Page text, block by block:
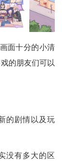
面十分的小清
的朋友们可以
的剧情以及玩
没有多大的区